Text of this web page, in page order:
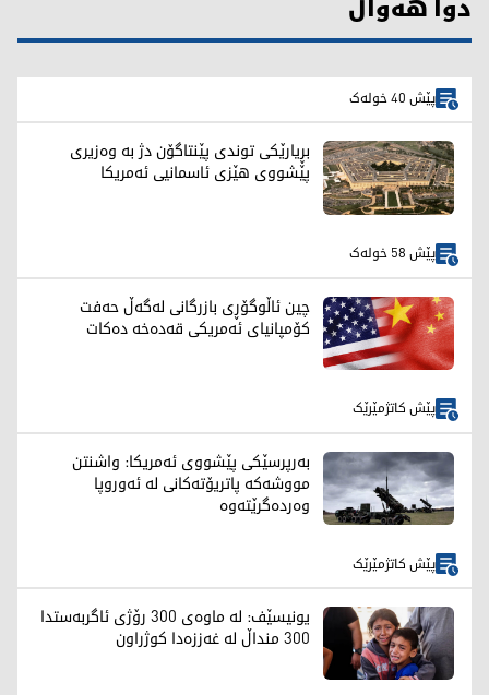
دوا هەواڵ
پێش 40 خولەک
بڕیارێکی توندی پێنتاگۆن دژ بە وەزیری
پێشووی هێزی ئاسمانیی ئەمریکا
پێش 58 خولەک
چین ئاڵوگۆڕی بازرگانی لەگەڵ حەفت
کۆمپانیای ئەمریکی قەدەخە دەکات
پێش کاتژمێرێک
بەرپرسێکی پێشووی ئەمریکا: واشنتن
مووشەکە پاتریۆتەکانی لە ئەوروپا
وەردەگرێتەوە
پێش کاتژمێرێک
یونیسێف: لە ماوەی 300 رۆژی ئاگربەستدا
300 منداڵ لە غەززەدا کوژراون